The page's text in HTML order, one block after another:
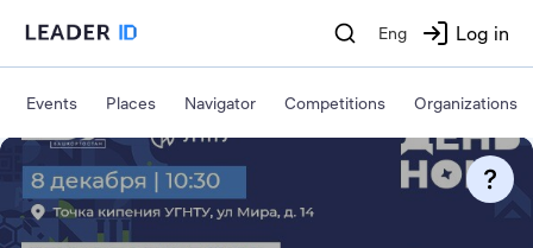
Eng Log in
Events Places Navigator Competitions Organizations